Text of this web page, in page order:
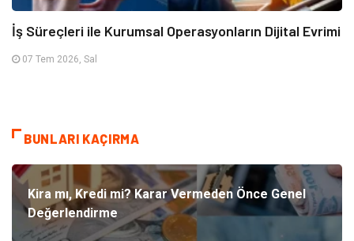
İş Süreçleri ile Kurumsal Operasyonların Dijital Evrimi
07 Tem 2026, Sal
BUNLARI KAÇIRMA
Kira mı, Kredi mi? Karar Vermeden Önce Genel
Değerlendirme